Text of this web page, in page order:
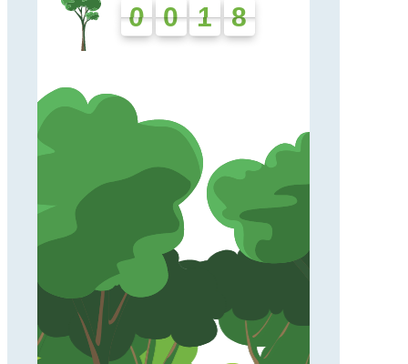
0
0 0
0 1
0
1 8
7
8